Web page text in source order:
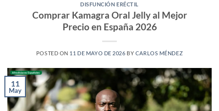
DISFUNCIÓN ERÉCTIL
Comprar Kamagra Oral Jelly al Mejor
Precio en España 2026
POSTED ON 11 DE MAYO DE 2026 BY CARLOS MÉNDEZ
11
May